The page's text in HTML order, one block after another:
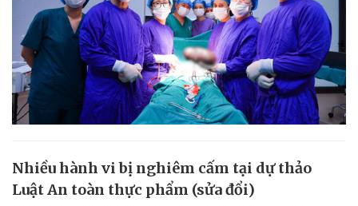
Nhiều hành vi bị nghiêm cấm tại dự thảo
Luật An toàn thực phẩm (sửa đổi)